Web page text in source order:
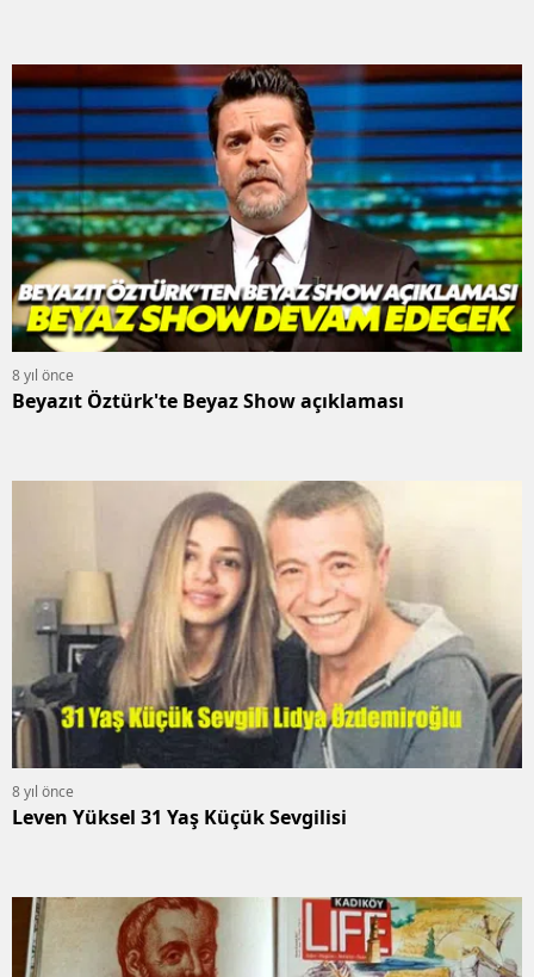
8 yıl önce
Beyazıt Öztürk'te Beyaz Show açıklaması
8 yıl önce
Leven Yüksel 31 Yaş Küçük Sevgilisi